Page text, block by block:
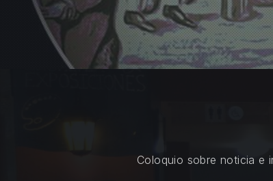
Coloquio sobre noticia e